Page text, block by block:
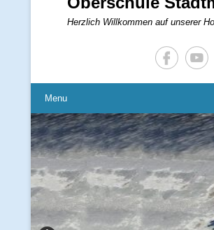
Herzlich Willkommen auf unserer
Menu